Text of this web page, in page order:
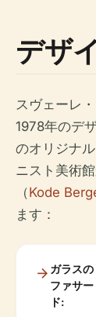
デザ
スヴェーレ
1978年のデ
のオリジナ
ニスト美術
（Kode
ます：
ガラスの
ファサー
ド: